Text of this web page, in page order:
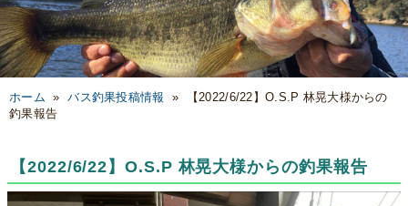
ホーム »バス釣果投稿情報 »
【2022/6/22】O.S.P 林晃大様からの
釣果報告
【2022/6/22】O.S.P 林晃大様からの釣果報告